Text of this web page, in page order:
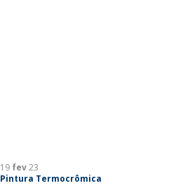
19 fev23
Pintura Termocrômica